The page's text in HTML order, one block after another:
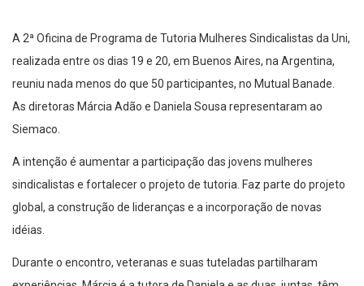
A 2ª Oficina de Programa de Tutoria Mulheres Sindicalistas da Uni,
realizada entre os dias 19 e 20, em Buenos Aires, na Argentina,
reuniu nada menos do que 50 participantes, no Mutual Banade.
As diretoras Márcia Adão e Daniela Sousa representaram ao
Siemaco.
A intenção é aumentar a participação das jovens mulheres
sindicalistas e fortalecer o projeto de tutoria. Faz parte do projeto
global, a construção de lideranças e a incorporação de novas
idéias.
Durante o encontro, veteranas e suas tuteladas partilharam